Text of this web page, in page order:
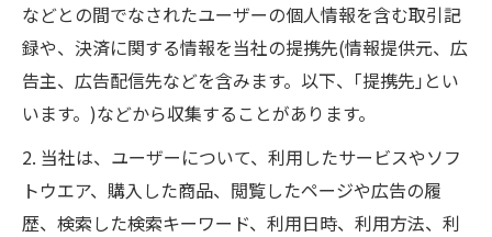
などとの間でなされたユーザーの個人情報を含む取引記
録や、決済に関する情報を当社の提携先(情報提供元、広
告主、広告配信先などを含みます。以下、｢提携先｣とい
います。)などから収集することがあります。
2. 当社は、ユーザーについて、利用したサービスやソフ
トウエア、購入した商品、閲覧したページや広告の履
歴、検索した検索キーワード、利用日時、利用方法、利